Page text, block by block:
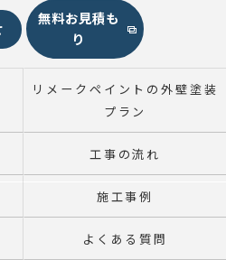
無料お見積も
り
リメークペイントの外壁塗装
プラン
工事の流れ
施工事例
よくある質問